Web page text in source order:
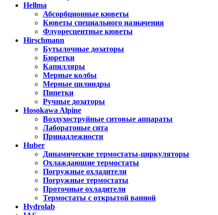
Hellma
Абсорбционные кюветы
Кюветы специального назначения
Флуоресцентные кюветы
Hirschmann
Бутылочные дозаторы
Бюретки
Капилляры
Мерные колбы
Мерные цилиндры
Пипетки
Ручные дозаторы
Hosokawa Alpine
Воздухоструйные ситовые аппараты
Лаборатоные сита
Принадлежности
Huber
Динамические термостаты-циркуляторы
Охлаждающие термостаты
Погружные охладители
Погружные термостаты
Проточные охладители
Термостаты с открытой ванной
Hydrolab